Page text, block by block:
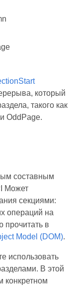
который
такого как
OddPage.
составным
Может
секциями:
операций на
прочитать в
Model (DOM).
использовать
В этой
конкретном